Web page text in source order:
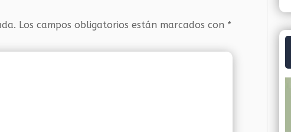
Los campos obligatorios están marcados con *